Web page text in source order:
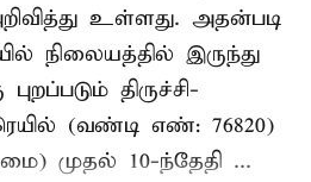
உள்ளது. அதன்படி
நிலையத்தில் இருந்து
திருச்சி-
(வண்டி எண்: 76820)
முதல் 10-ந்தேதி ...